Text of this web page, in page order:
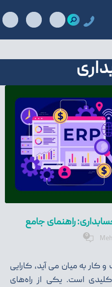
0
به میان می آید، کارایی
است. یکی از راه‌های